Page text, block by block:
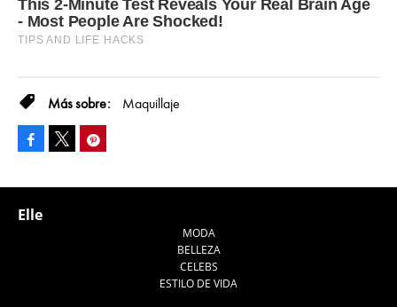
Maquillaje
Facebook
Elle
MODA
BELLEZA
CELEBS
ESTILO DE VIDA